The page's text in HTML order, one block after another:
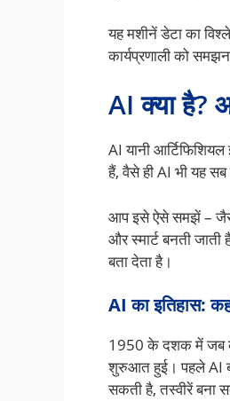
यह मशीनें डेटा का
कार्यप्रणाली को
AI क्या है?
AI यानी
हैं, वैसे ही AI भी यह
आप इसे ऐसे समझें – जैसे
और स्मार्ट बनती
बता देता है।
AI का इतिहास:
1950 के दशक में जब
शुरुआत हुई। पहले AI
सकती है, तस्वीरें बना